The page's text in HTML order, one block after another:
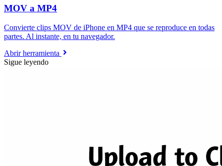
MOV a MP4
Convierte clips MOV de iPhone en MP4 que se reproduce en todas
partes. Al instante, en tu navegador.
Abrir herramienta
Sigue leyendo